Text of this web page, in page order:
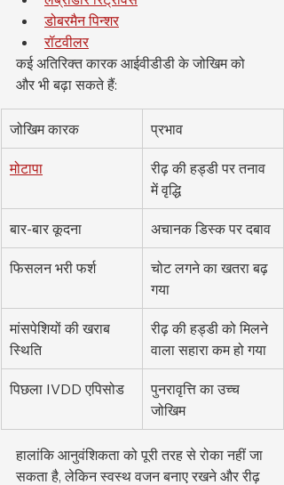
डोबरमैन पिन्शर
रॉटवीलर
कई अतिरिक्त कारक आईवीडीडी के जोखिम को
और भी बढ़ा सकते हैं:
जोखिम कारक प्रभाव
मोटापा
रीढ़ की हड्डी पर तनाव
में वृद्धि
बार-बार कूदना अचानक डिस्क पर दबाव
फिसलन भरी फर्श
चोट लगने का खतरा बढ़
गया
मांसपेशियों की खराब
स्थिति
रीढ़ की हड्डी को मिलने
वाला सहारा कम हो गया
पिछला IVDD एपिसोड
पुनरावृत्ति का उच्च
जोखिम
हालांकि आनुवंशिकता को पूरी तरह से रोका नहीं जा
सकता है, लेकिन स्वस्थ वजन बनाए रखने और रीढ़